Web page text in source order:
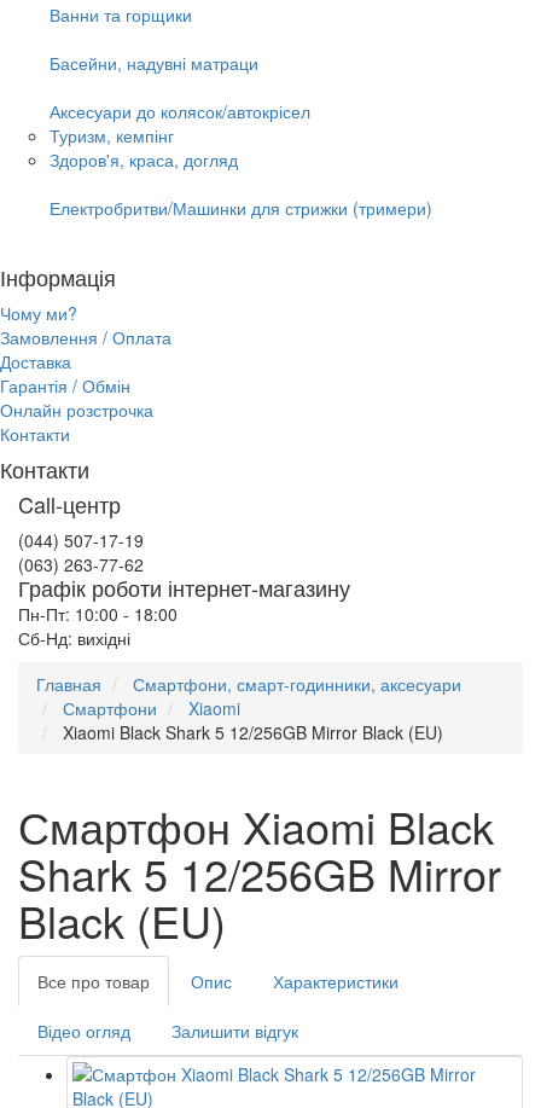
Ванни та горщики
Басейни, надувні матраци
Аксесуари до колясок/автокрісел
Туризм, кемпінг
Здоров'я, краса, догляд
Електробритви/Машинки для стрижки (тримери)
Інформація
Чому ми?
Замовлення / Оплата
Доставка
Гарантія / Обмін
Онлайн розстрочка
Контакти
Контакти
Call-центр
(044) 507-17-19
(063) 263-77-62
Графік роботи інтернет-магазину
Пн-Пт: 10:00 - 18:00
Сб-Нд: вихідні
Главная
Смартфони, смарт-годинники, аксесуари
Смартфони
Xiaomi
Xiaomi Black Shark 5 12/256GB Mirror Black (EU)
Смартфон Xiaomi Black
Shark 5 12/256GB Mirror
Black (EU)
Все про товар Опис Характеристики
Відео огляд Залишити відгук